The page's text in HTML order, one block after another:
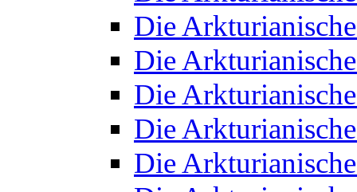
Die
Die
Die
Die
Die